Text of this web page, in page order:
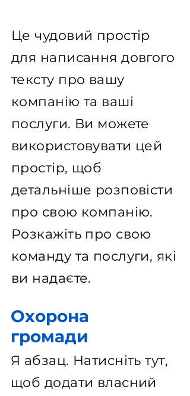
Це чудовий простір
для написання довгого
тексту про вашу
компанію та ваші
послуги. Ви можете
використовувати цей
простір, щоб
детальніше розповісти
про свою компанію.
Розкажіть про свою
команду та послуги, які
ви надаєте.
Охорона
громади
Я абзац. Натисніть тут,
щоб додати власний